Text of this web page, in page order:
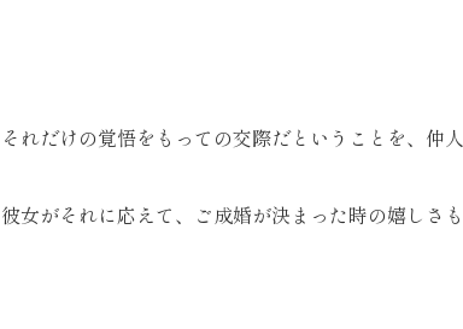
それだけの覚悟をもっての交際だということを、仲
彼女がそれに応えて、ご成婚が決まった時の嬉しさ